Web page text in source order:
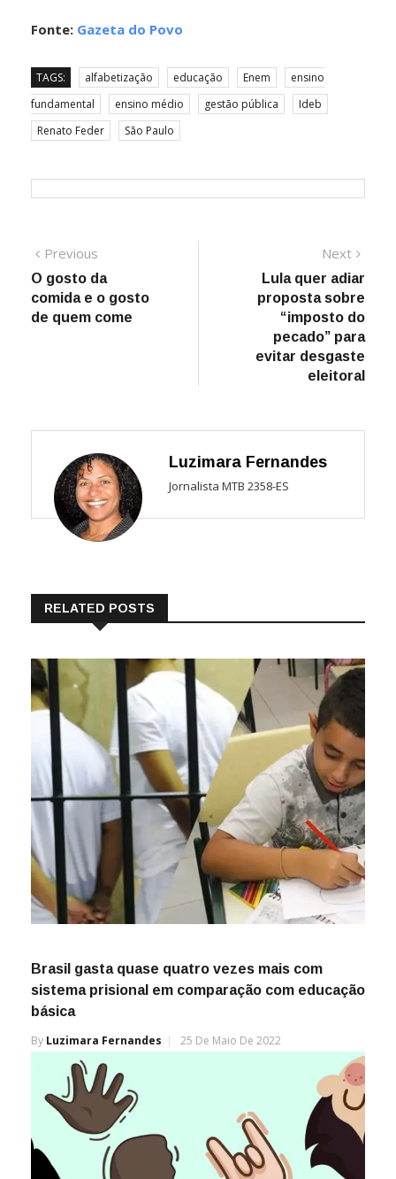
Fonte: Gazeta do Povo
TAGS: alfabetização educação Enem
ensino
fundamental
ensino médio gestão pública
Ideb
Renato Feder
São Paulo
Navegação
de
Post
Previous
post:
O gosto da
comida e o gosto
de quem come
Next
Lula quer adiar
proposta sobre
“imposto do
pecado” para
evitar desgaste
eleitoral
Luzimara Fernandes
Jornalista MTB 2358-ES
RELATED POSTS
Brasil gasta quase quatro vezes mais com
sistema prisional em comparação com educação
básica
By Luzimara Fernandes 25 De Maio De 2022